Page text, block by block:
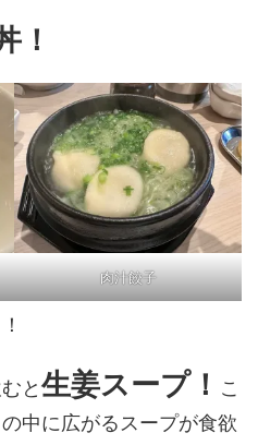
！
肉汁餃子
と生姜スープ！
こ
中に広がるスープが食欲